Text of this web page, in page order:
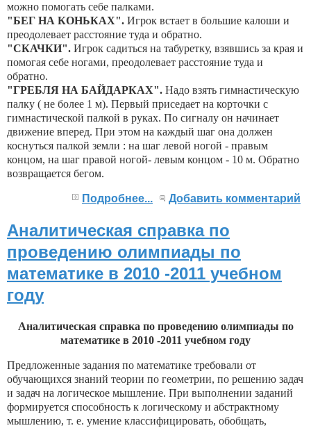
можно помогать себе палками.
"БЕГ НА КОНЬКАХ". Игрок встает в большие калоши и
преодолевает расстояние туда и обратно.
"СКАЧКИ". Игрок садиться на табуретку, взявшись за края и
помогая себе ногами, преодолевает расстояние туда и
обратно.
"ГРЕБЛЯ НА БАЙДАРКАХ". Надо взять гимнастическую
палку ( не более 1 м). Первый приседает на корточки с
гимнастической палкой в руках. По сигналу он начинает
движение вперед. При этом на каждый шаг она должен
коснуться палкой земли : на шаг левой ногой - правым
концом, на шаг правой ногой- левым концом - 10 м. Обратно
возвращается бегом.
Подробнее... Добавить комментарий
Аналитическая справка по
проведению олимпиады по
математике в 2010 -2011 учебном
году
Аналитическая справка по проведению олимпиады по
математике в 2010 -2011 учебном году
Предложенные задания по математике требовали от
обучающихся знаний теории по геометрии, по решению задач
и задач на логическое мышление. При выполнении заданий
формируется способность к логическому и абстрактному
мышлению, т. е. умение классифицировать, обобщать,